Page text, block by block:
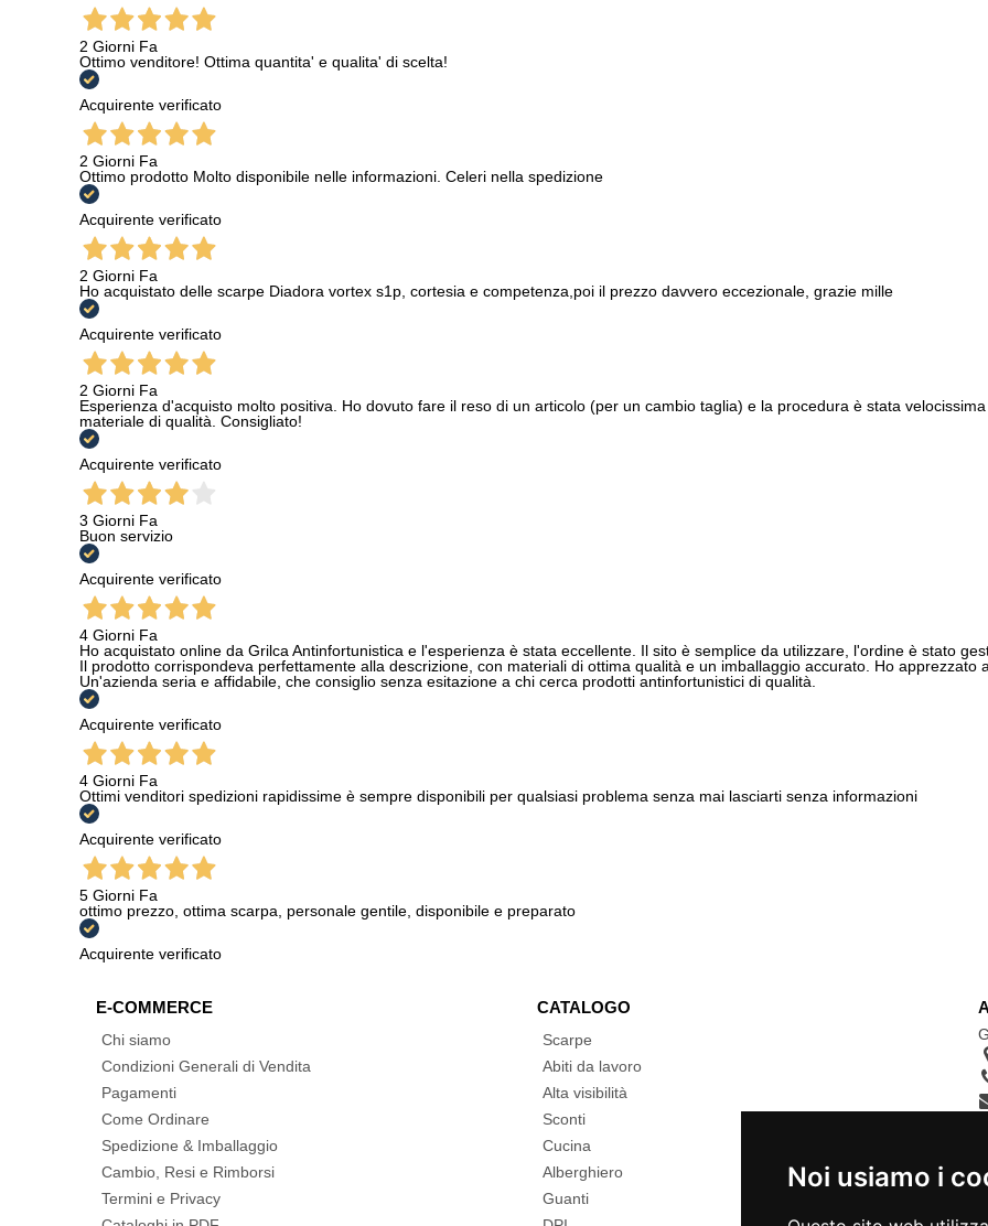
Noi usiamo i
2 Giorni Fa
Ottimo venditore! Ottima quantita' e qualita' di scelta!
Acquirente verificato
2 Giorni Fa
Ottimo prodotto Molto disponibile nelle informazioni. Celeri nella spedizione
Acquirente verificato
2 Giorni Fa
Ho acquistato delle scarpe Diadora vortex s1p, cortesia e competenza,poi il prezzo davvero eccezionale, grazie mille
Acquirente verificato
2 Giorni Fa
Esperienza d'acquisto molto positiva. Ho dovuto fare il reso di un articolo (per un cambio taglia) e la procedura è stata
materiale di qualità. Consigliato!
Acquirente verificato
3 Giorni Fa
Buon servizio
Acquirente verificato
4 Giorni Fa
Ho acquistato online da Grilca Antinfortunistica e l'esperienza è stata eccellente. Il sito è semplice da utilizzare, l'ordine è stato
Il prodotto corrispondeva perfettamente alla descrizione, con materiali di ottima qualità e un imballaggio accurato. Ho apprezzato
Un'azienda seria e affidabile, che consiglio senza esitazione a chi cerca prodotti antinfortunistici di qualità.
Acquirente verificato
4 Giorni Fa
Ottimi venditori spedizioni rapidissime è sempre disponibili per qualsiasi problema senza mai lasciarti senza informazioni
Acquirente verificato
5 Giorni Fa
ottimo prezzo, ottima scarpa, personale gentile, disponibile e preparato
Acquirente verificato
E-COMMERCE
Chi siamo
Condizioni Generali di Vendita
Pagamenti
Come Ordinare
Spedizione & Imballaggio
Cambio, Resi e Rimborsi
Termini e Privacy
CATALOGO
Scarpe
Abiti da lavoro
Alta visibilità
Sconti
Cucina
Alberghiero
Guanti